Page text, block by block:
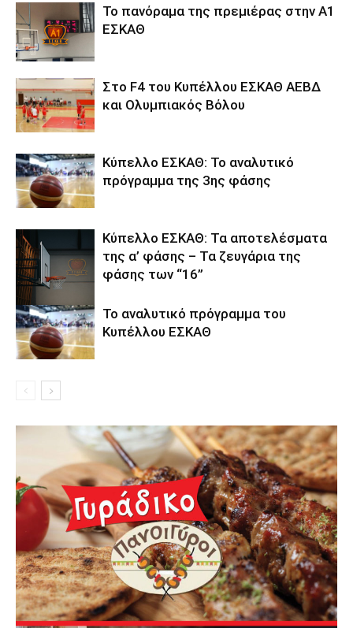
Το πανόραμα της πρεμιέρας στην Α1
ΕΣΚΑΘ
Στο F4 του Κυπέλλου ΕΣΚΑΘ ΑΕΒΔ
και Ολυμπιακός Βόλου
Κύπελλο ΕΣΚΑΘ: Το αναλυτικό
πρόγραμμα της 3ης φάσης
Κύπελλο ΕΣΚΑΘ: Τα αποτελέσματα
της α’ φάσης – Τα ζευγάρια της
φάσης των “16”
Το αναλυτικό πρόγραμμα του
Κυπέλλου ΕΣΚΑΘ